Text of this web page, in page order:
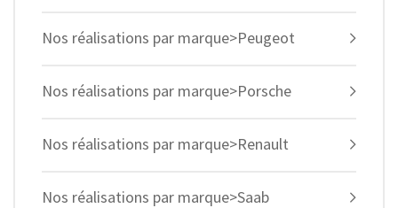
Nos réalisations par marque>Peugeot
Nos réalisations par marque>Porsche
Nos réalisations par marque>Renault
Nos réalisations par marque>Saab